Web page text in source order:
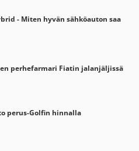
- Miten hyvän sähköauton saa
perhefarmari Fiatin jalanjäljissä
perus-Golfin hinnalla